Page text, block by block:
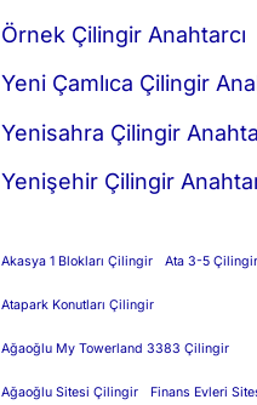
Örnek Çilingir Anahtarcı
Yeni Çamlıca Çilingir
Yenisahra Çilingir
Yenişehir Çilingir
Akasya 1 Blokları Çilingir Ata 3-5 Çilingir
Atapark Konutları Çilingir
Ağaoğlu My Towerland 3383 Çilingir
Ağaoğlu Sitesi Çilingir Finans Evleri